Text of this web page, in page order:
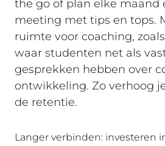
the go of plan elke maand
meeting met tips en tops.
ruimte voor coaching, zoals
waar studenten net als
gesprekken hebben over
ontwikkeling. Zo verhoog
de retentie.
Langer verbinden: investeren